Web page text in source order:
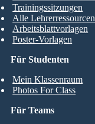
Für Studenten
Mein Klassenraum
Photos For Class
Trainingssitzungen
Alle Lehrerressourcen
Arbeitsblattvorlagen
Poster-Vorlagen
Für Teams